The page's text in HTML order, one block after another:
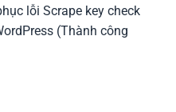
lỗi Scrape key check
(Thành công